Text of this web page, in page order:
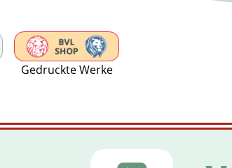
Gedruckte Werke